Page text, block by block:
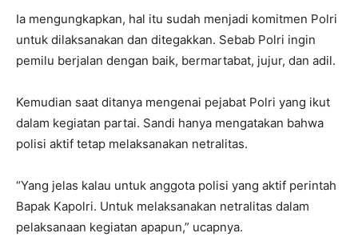
Ia mengungkapkan, hal itu sudah menjadi komitmen Polri
untuk dilaksanakan dan ditegakkan. Sebab Polri ingin
pemilu berjalan dengan baik, bermartabat, jujur, dan adil.
Kemudian saat ditanya mengenai pejabat Polri yang ikut
dalam kegiatan partai. Sandi hanya mengatakan bahwa
polisi aktif tetap melaksanakan netralitas.
“Yang jelas kalau untuk anggota polisi yang aktif perintah
Bapak Kapolri. Untuk melaksanakan netralitas dalam
pelaksanaan kegiatan apapun,” ucapnya.